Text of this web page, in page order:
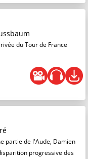
du Tour de France
partie de l'Aude, Damien
progressive des